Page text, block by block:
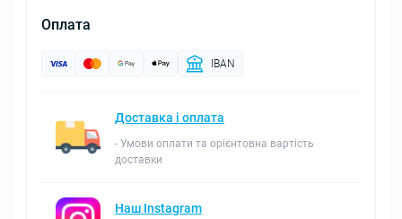
Оплата
IBAN
Доставка і оплата
- Умови оплати та орієнтовна вартість
доставки
Наш Instagram